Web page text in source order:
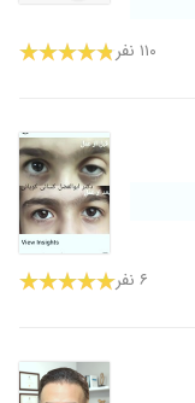
۱۱۰ نفر
۶ نفر